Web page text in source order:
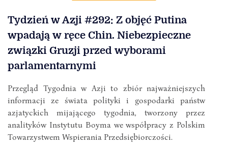
Tydzień w Azji #292: Z objęć Putina
wpadają w ręce Chin. Niebezpieczne
związki Gruzji przed wyborami
parlamentarnymi
Przegląd Tygodnia w Azji to zbiór najważniejszych
informacji ze świata polityki i gospodarki państw
azjatyckich mijającego tygodnia, tworzony przez
analityków Instytutu Boyma we współpracy z Polskim
Towarzystwem Wspierania Przedsiębiorczości.